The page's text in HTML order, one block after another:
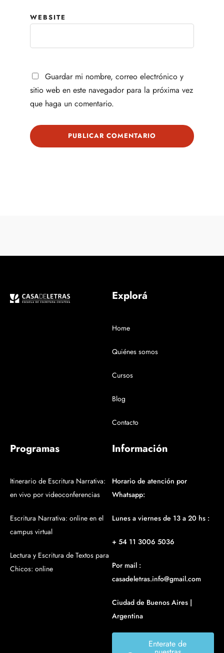
WEBSITE
Guardar mi nombre, correo electrónico y
sitio web en este navegador para la próxima vez
que haga un comentario.
Explorá
Home
Quiénes somos
Cursos
Blog
Contacto
Programas
Itinerario de Escritura Narrativa:
en vivo por videoconferencias
Escritura Narrativa: online en el
campus virtual
Lectura y Escritura de Textos para
Chicos: online
Información
Horario de atención por
Whatsapp:
Lunes a viernes de 13 a 20 hs :
+ 54 11 3006 5036
Por mail :
casadeletras.info@gmail.com
Ciudad de Buenos Aires |
Argentina
Enterate de